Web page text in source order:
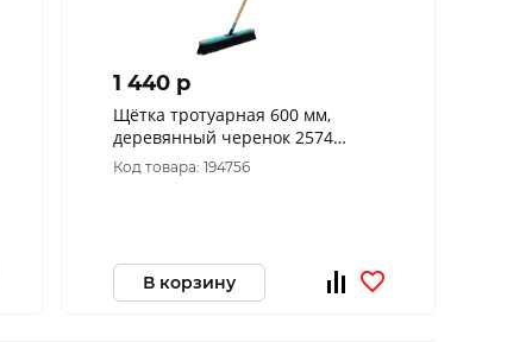
1 440 p
Щётка тротуарная 600 мм,
деревянный черенок 2574
FINLAND
Код товара: 194756
В корзину